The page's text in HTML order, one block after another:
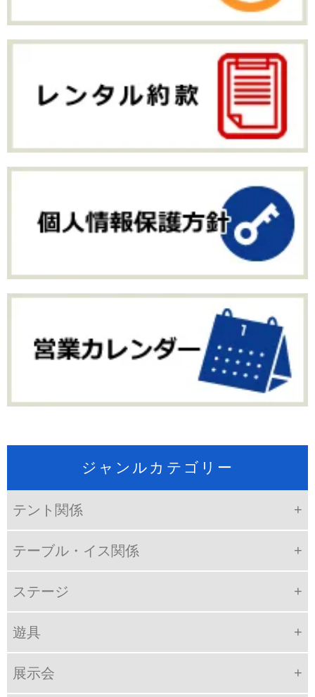
ジャンルカテゴリー
テント関係
テーブル・イス関係
ステージ
遊具
展示会